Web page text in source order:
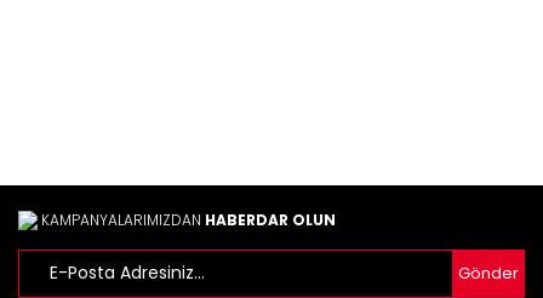
KAMPANYALARIMIZDAN HABERDAR OLUN
Gönder